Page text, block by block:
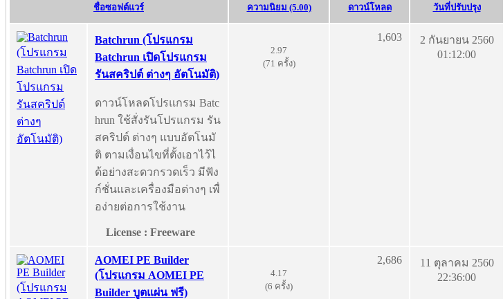
ชื่อซอฟต์แวร์ ความนิยม (5.00) ดาวน์โหลด วันที่ปรับปรุง
Batchrun (โปรแกรม
Batchrun เปิดโปรแกรม
รันสคริปต์ ต่างๆ อัตโนมัติ)
ดาวน์โหลดโปรแกรม Batc
hrun ใช้สั่งรันโปรแกรม รัน
สคริปต์ ต่างๆ แบบอัตโนมั
ติ ตามเงื่อนไขที่ตั้งเอาไว้ไ
ด้อย่างสะดวกรวดเร็ว มีฟัง
ก์ชั่นและเครื่องมือต่างๆ เพื่
อง่ายต่อการใช้งาน
License : Freeware
2.97
(71 ครั้ง)
1,603
2 กันยายน 2560
01:12:00
AOMEI PE Builder
(โปรแกรม AOMEI PE
Builder บูตแผ่น ฟรี)
4.17
(6 ครั้ง)
2,686
11 ตุลาคม 2560
22:36:00